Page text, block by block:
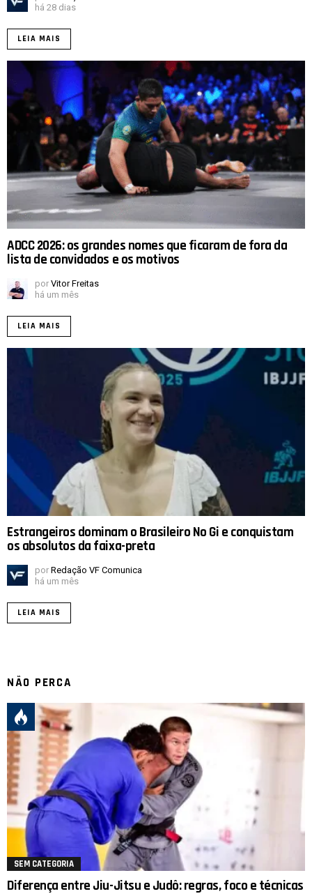
há 28 dias
LEIA MAIS
ADCC 2026: os grandes nomes que ficaram de fora da
lista de convidados e os motivos
por Vitor Freitas
há um mês
LEIA MAIS
Estrangeiros dominam o Brasileiro No Gi e conquistam
os absolutos da faixa-preta
por Redação VF Comunica
há um mês
LEIA MAIS
NÃO PERCA
SEM CATEGORIA
Diferença entre Jiu-Jitsu e Judô: regras, foco e técnicas